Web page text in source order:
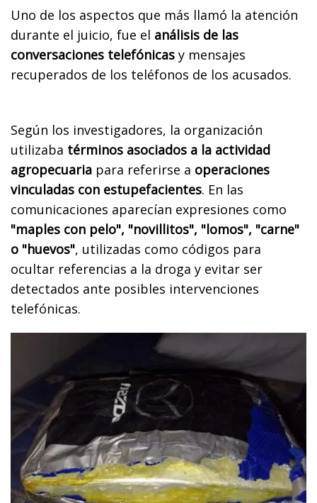
Uno de los aspectos que más llamó la atención
durante el juicio, fue el análisis de las
conversaciones telefónicas y mensajes
recuperados de los teléfonos de los acusados.
Según los investigadores, la organización
utilizaba términos asociados a la actividad
agropecuaria para referirse a operaciones
vinculadas con estupefacientes. En las
comunicaciones aparecían expresiones como
"maples con pelo", "novillitos", "lomos", "carne"
o "huevos", utilizadas como códigos para
ocultar referencias a la droga y evitar ser
detectados ante posibles intervenciones
telefónicas.